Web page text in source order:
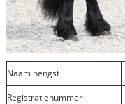
Naam hengst
Registratienummer